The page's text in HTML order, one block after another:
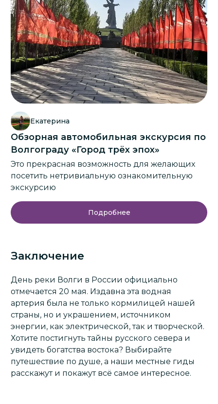
Екатерина
Обзорная автомобильная экскурсия по
Волгограду «Город трёх эпох»
Это прекрасная возможность для желающих
посетить нетривиальную ознакомительную
экскурсию
Подробнее
Заключение
День реки Волги в России официально
отмечается 20 мая. Издавна эта водная
артерия была не только кормилицей нашей
страны, но и украшением, источником
энергии, как электрической, так и творческой.
Хотите постигнуть тайны русского севера и
увидеть богатства востока? Выбирайте
путешествие по душе, а наши местные гиды
расскажут и покажут всё самое интересное.